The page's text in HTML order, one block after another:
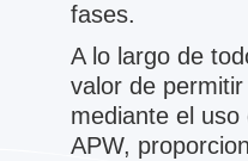
fases.
A lo largo de
valor de
mediante el
APW,